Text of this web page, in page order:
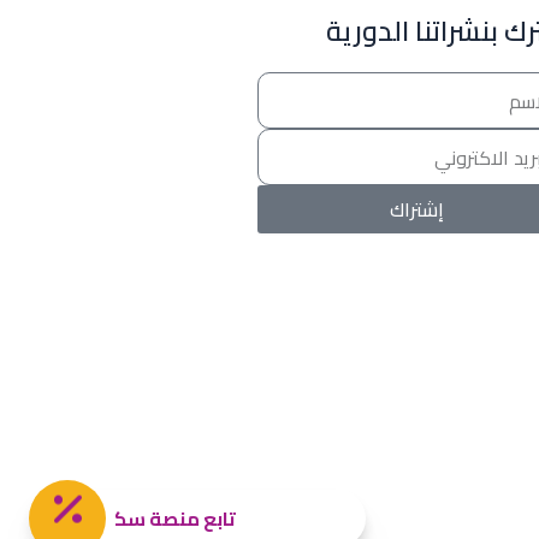
بنشراتنا الدورية
إشتراك
خصومات المدارس
جروب فيسبوك صفحة فيسبوك
تابع منصة سكولي و